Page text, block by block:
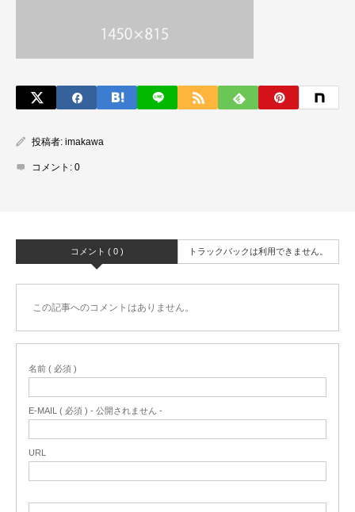
投稿者: imakawa
コメント: 0
コメント ( 0 ) トラックバックは利用できません。
この記事へのコメントはありません。
名前 ( 必須 )
E-MAIL ( 必須 ) - 公開されません -
URL